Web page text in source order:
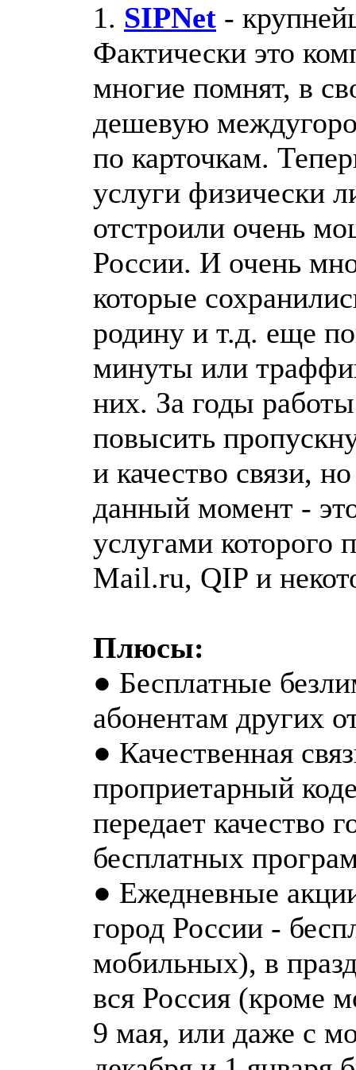
1. SIPNet -
Фактически это
многие помнят, в
дешевую
по карточкам.
услуги физически
отстроили очень
России. И очень
которые
родину и т.д. еще
минуты или
них. За годы
повысить
и качество связи,
данный момент -
услугами которого
Mail.ru, QIP и
Плюсы:
● Бесплатные
абонентам других
● Качественная
проприетарный
передает качество
бесплатных
● Ежедневные
город России -
мобильных), в
вся Россия (кроме
9 мая, или даже с